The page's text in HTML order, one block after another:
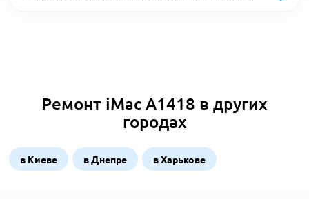
Ремонт iMac A1418 в других
городах
в Киеве в Днепре в Харькове